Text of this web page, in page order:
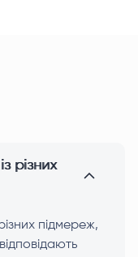
різних
підмереж,